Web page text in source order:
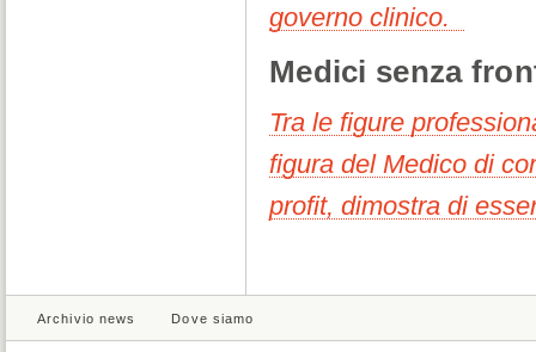
governo clinico.
Medici senza
Tra le figure
figura del Medico di
profit, dimostra di
Archivio news Dove siamo